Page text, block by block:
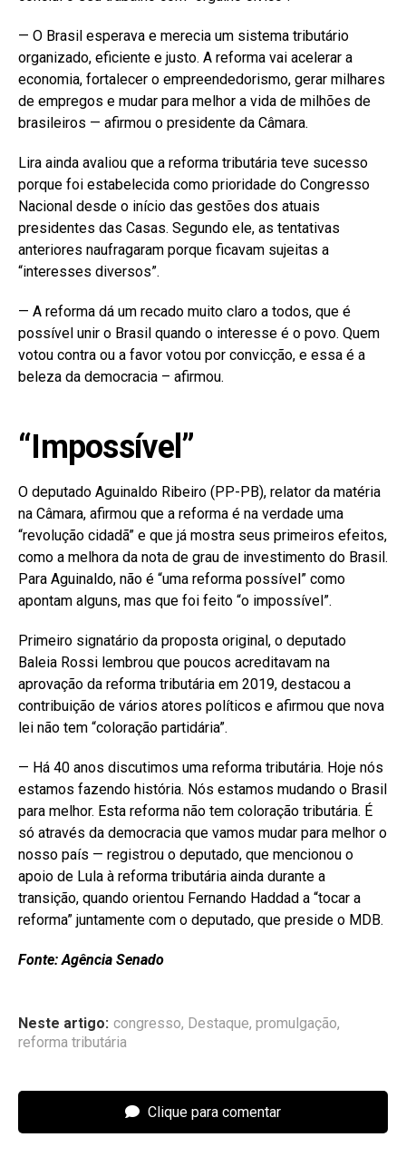
— O Brasil esperava e merecia um sistema tributário
organizado, eficiente e justo. A reforma vai acelerar a
economia, fortalecer o empreendedorismo, gerar milhares
de empregos e mudar para melhor a vida de milhões de
brasileiros — afirmou o presidente da Câmara.
Lira ainda avaliou que a reforma tributária teve sucesso
porque foi estabelecida como prioridade do Congresso
Nacional desde o início das gestões dos atuais
presidentes das Casas. Segundo ele, as tentativas
anteriores naufragaram porque ficavam sujeitas a
“interesses diversos”.
— A reforma dá um recado muito claro a todos, que é
possível unir o Brasil quando o interesse é o povo. Quem
votou contra ou a favor votou por convicção, e essa é a
beleza da democracia – afirmou.
“Impossível”
O deputado Aguinaldo Ribeiro (PP-PB), relator da matéria
na Câmara, afirmou que a reforma é na verdade uma
“revolução cidadã” e que já mostra seus primeiros efeitos,
como a melhora da nota de grau de investimento do Brasil.
Para Aguinaldo, não é “uma reforma possível” como
apontam alguns, mas que foi feito “o impossível”.
Primeiro signatário da proposta original, o deputado
Baleia Rossi lembrou que poucos acreditavam na
aprovação da reforma tributária em 2019, destacou a
contribuição de vários atores políticos e afirmou que nova
lei não tem “coloração partidária”.
— Há 40 anos discutimos uma reforma tributária. Hoje nós
estamos fazendo história. Nós estamos mudando o Brasil
para melhor. Esta reforma não tem coloração tributária. É
só através da democracia que vamos mudar para melhor o
nosso país — registrou o deputado, que mencionou o
apoio de Lula à reforma tributária ainda durante a
transição, quando orientou Fernando Haddad a “tocar a
reforma” juntamente com o deputado, que preside o MDB.
Fonte: Agência Senado
Neste artigo: congresso, Destaque, promulgação,
reforma tributária
Clique para comentar